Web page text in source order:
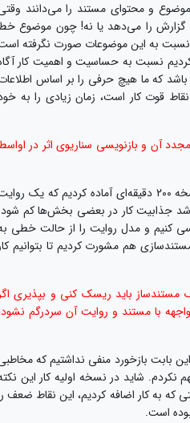
و محتوای مستند را می‌دانند
گزارش را می‌دهد یا نه! چون موضوع
به این موضوعات صورت نگرفته
نسبت به حساسیت و اهمیت کار
که ما هیچ حرفی را بر اساس
قوت کار است، زمان زیادی را به
آن و بازنویسی سناریوی اثر در
صدری‌نیا: زمانی که فیلمبرداری کار به اتمام رسید و به مرحله تدوین کار رسیدیم، یک نسخه ۲۰۰ دقیقه‌ای آماده کردیم که یک
جذابیت کار در بعضی بخش‌ها کم
را مجددا بازنویسی کنیم و مدل روایت را از حالت خطی
هم مشورت کردیم تا بتوانیم
باید ریسک کنی و بپذیری
با مستند و روایت آن سردرگم
بابت بازخورد منفی نداشتیم که
شاید در نسخه اولیه کار این
به کار اضافه کردیم، این نقاط ضعف
است.